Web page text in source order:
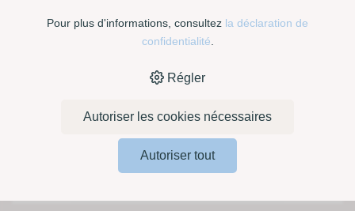
Pour plus d'informations, consultez la déclaration de
confidentialité
Régler
Autoriser les cookies nécessaires
Autoriser tout